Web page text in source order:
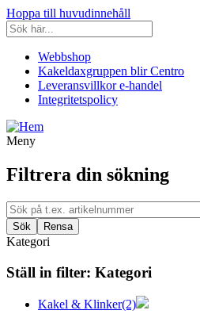
Hoppa till huvudinnehåll
Webbshop
Kakeldaxgruppen blir Centro
Leveransvillkor e-handel
Integritetspolicy
Meny
Filtrera din sökning
Kategori
Ställ in filter: Kategori
Kakel & Klinker(2)